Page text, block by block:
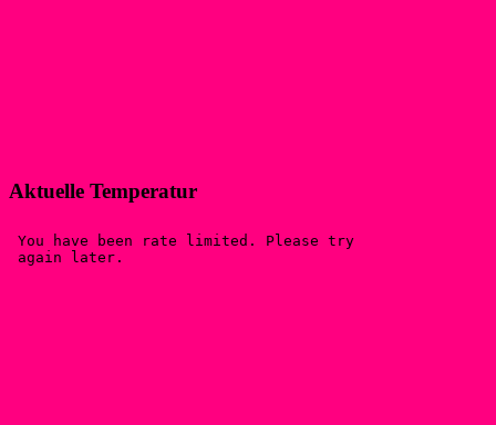
Aktuelle Temperatur